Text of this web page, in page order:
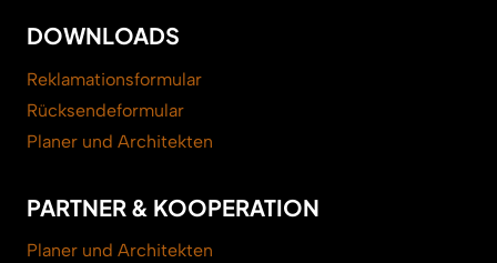
DOWNLOADS
Reklamationsformular
Rücksendeformular
Planer und Architekten
PARTNER & KOOPERATION
Planer und Architekten